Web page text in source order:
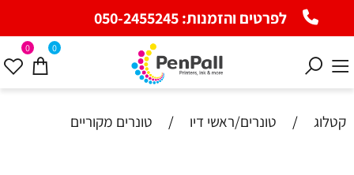
לפרטים והזמנות:050-2455245
0 0
קטלוג / טונרים/ראשי דיו / טונרים מקוריים